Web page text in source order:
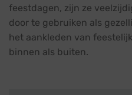
feestdagen, zijn ze
door te gebruiken als
het aankleden van
binnen als buiten.